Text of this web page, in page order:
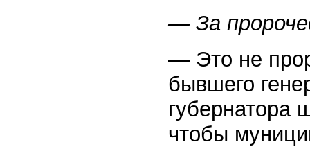
— За
— Это не
бывшего
губернатора
чтобы